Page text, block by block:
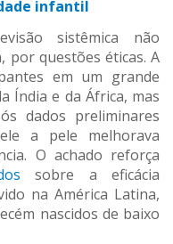
infantil
sistêmica não
por questões éticas. A
em um grande
Índia e da África, mas
dados preliminares
a pele melhorava
O achado reforça
sobre a eficácia
na América Latina,
nascidos de baixo